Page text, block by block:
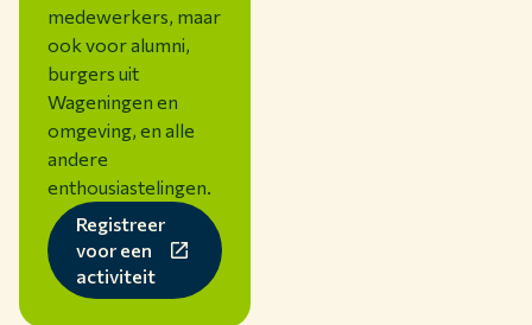
medewerkers, maar
ook voor alumni,
burgers uit
Wageningen en
omgeving, en alle
andere
enthousiastelingen.
Registreer
voor een
activiteit